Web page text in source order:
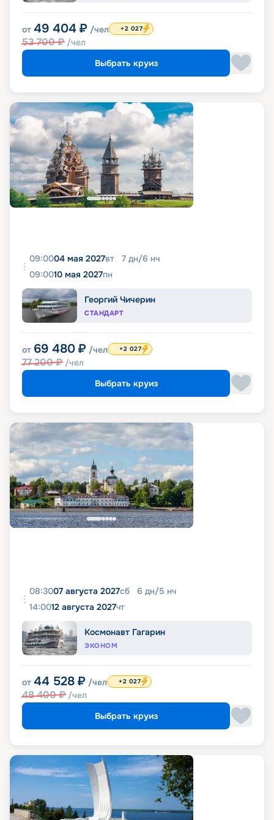
от 49 404 ₽ /чел
53 700₽ /чел
+2 027
Выбрать круиз
09:0004 мая 2027вт 7 дн/6 нч
09:0010 мая 2027пн
Георгий Чичерин
СТАНДАРТ
от 69 480 ₽ /чел
77 200₽ /чел
+2 027
Выбрать круиз
08:3007 августа 2027сб 6 дн/5 нч
14:0012 августа 2027чт
Космонавт Гагарин
ЭКОНОМ
от 44 528 ₽ /чел
48 400₽ /чел
+2 027
Выбрать круиз